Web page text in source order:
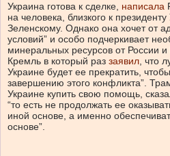
Украина готова к сделке, написала
на человека, близкого к
Зеленскому. Однако она хочет от
условий” и особо подчеркивает
минеральных ресурсов от России
Кремль в который раз заявил, что
Украине будет ее прекратить,
завершению этого конфликта”.
Украине купить свою помощь,
“то есть не продолжать ее
иной основе, а именно
основе”.